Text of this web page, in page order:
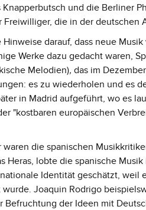
und die Berliner
Freiwilliger, die in der deutschen
darauf, dass neue
Werke dazu gedacht waren,
Melodien), das im
es zu wiederholen und es
in Madrid aufgeführt, wo es
"kostbaren europäischen
die spanischen
Heras, lobte die spanische
Identität geschätzt, weil
Joaquin Rodrigo
Befruchtung der Ideen mit